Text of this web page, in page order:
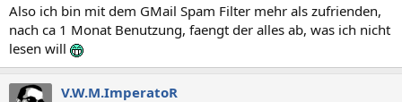
Also ich bin mit dem GMail Spam Filter mehr als zufrienden,
nach ca 1 Monat Benutzung, faengt der alles ab, was ich nicht
lesen will
V.W.M.ImperatoR